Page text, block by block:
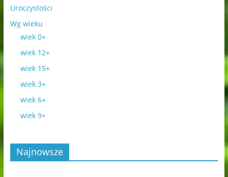
Uroczystości
Wg wieku
wiek 0+
wiek 12+
wiek 15+
wiek 3+
wiek 6+
wiek 9+
Najnowsze